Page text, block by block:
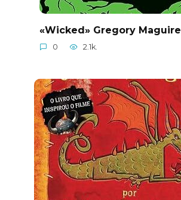
«Wicked» Gregory Maguire
0 2.1k.